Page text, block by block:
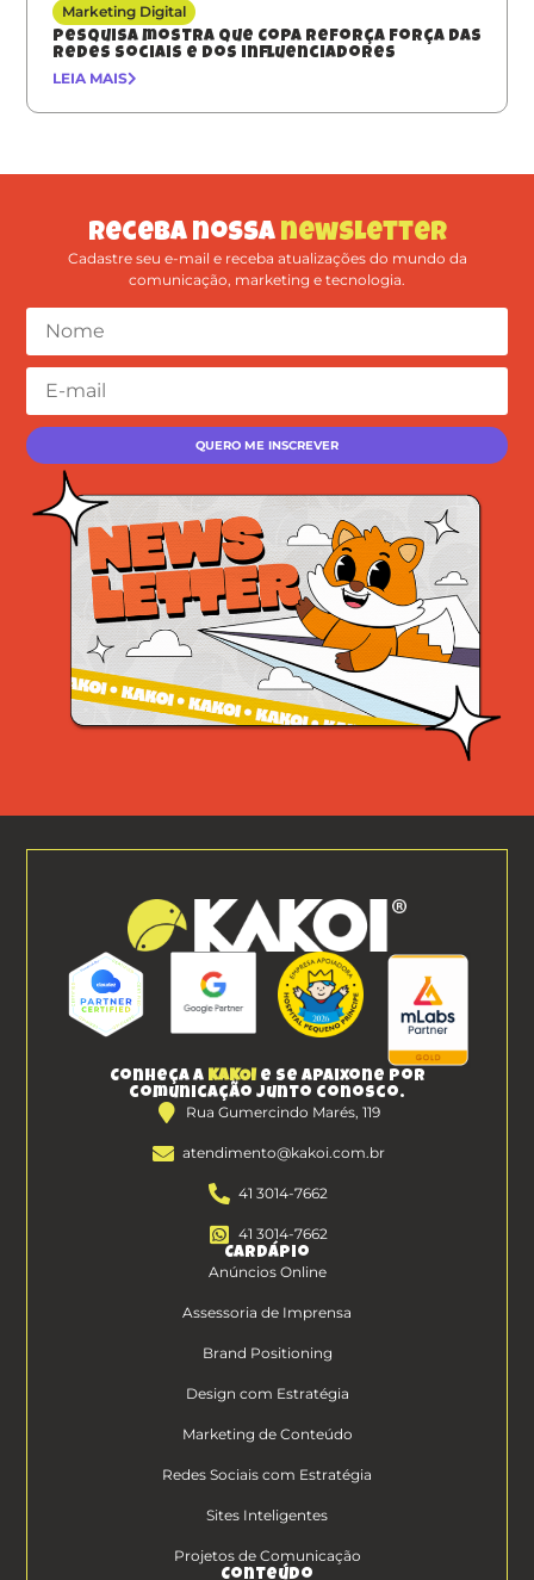
Marketing Digital
Pesquisa mostra que Copa reforça força das
redes sociais e dos influenciadores
LEIA MAIS
Receba nossa newsletter
Cadastre seu e-mail e receba atualizações do mundo da
comunicação, marketing e tecnologia.
Conheça a KAKOI e se apaixone por
comunicação junto conosco.
Rua Gumercindo Marés, 119
atendimento@kakoi.com.br
41 3014-7662
41 3014-7662
Cardápio
Anúncios Online
Assessoria de Imprensa
Brand Positioning
Design com Estratégia
Marketing de Conteúdo
Redes Sociais com Estratégia
Sites Inteligentes
Projetos de Comunicação
Conteúdo